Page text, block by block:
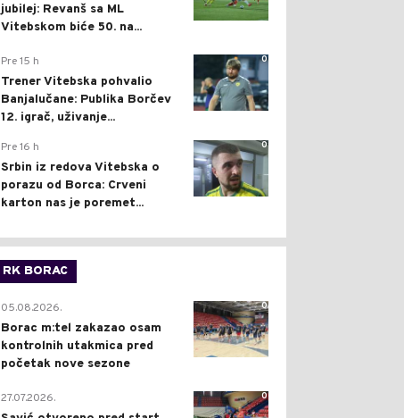
jubilej: Revanš sa ML
Vitebskom biće 50. na...
0
Pre 15 h
Trener Vitebska pohvalio
Banjalučane: Publika Borčev
12. igrač, uživanje...
0
Pre 16 h
Srbin iz redova Vitebska o
porazu od Borca: Crveni
karton nas je poremet...
RK BORAC
0
05.08.2026.
Borac m:tel zakazao osam
kontrolnih utakmica pred
početak nove sezone
0
27.07.2026.